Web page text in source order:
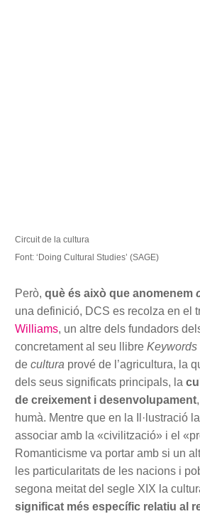
Circuit de la cultura
Font: ‘Doing Cultural Studies’ (SAGE)
Però, què és això que anomenem
una definició, DCS es recolza en el
Williams, un altre dels fundadors
concretament al seu llibre Keywords
de cultura prové de l’agricultura, la
dels seus significats principals, la
de creixement i desenvolupament
humà. Mentre que en la Il·lustració
associar amb la «civilització» i el
Romanticisme va portar amb si un
les particularitats de les nacions i
segona meitat del segle XIX la
significat més específic relatiu al